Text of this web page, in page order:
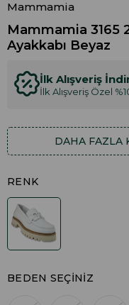
Mammamia
Mammamia 3165
Ayakkabı Beyaz
İlk Alışveriş
İlk Alışveriş Özel
DAHA FAZLA
RENK
BEDEN SEÇINIZ